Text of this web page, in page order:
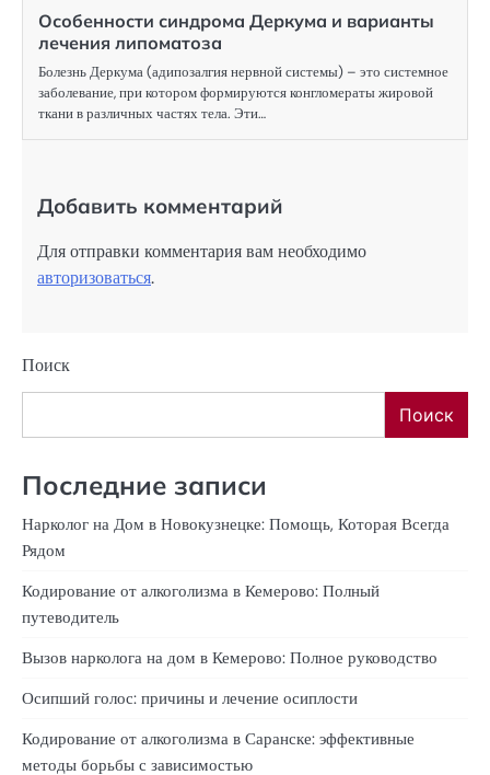
Особенности синдрома Деркума и варианты
лечения липоматоза
Болезнь Деркума (адипозалгия нервной системы) – это системное
заболевание, при котором формируются конгломераты жировой
ткани в различных частях тела. Эти…
Добавить комментарий
Для отправки комментария вам необходимо
авторизоваться.
Поиск
Поиск
Последние записи
Нарколог на Дом в Новокузнецке: Помощь, Которая Всегда
Рядом
Кодирование от алкоголизма в Кемерово: Полный
путеводитель
Вызов нарколога на дом в Кемерово: Полное руководство
Осипший голос: причины и лечение осиплости
Кодирование от алкоголизма в Саранске: эффективные
методы борьбы с зависимостью